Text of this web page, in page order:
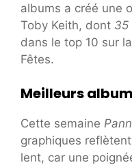
albums a créé une
Toby Keith, dont 35
dans le top 10 sur
Fêtes.
Meilleurs
Cette semaine
graphiques
lent, car une